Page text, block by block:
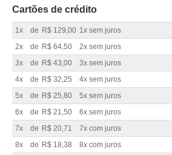
Cartões de crédito
1x de R$ 129,00 1x sem juros
2x
de R$ 64,50 2x sem juros
3x
de R$ 43,00 3x sem juros
4x
de R$ 32,25 4x sem juros
5x
de R$ 25,80 5x sem juros
6x
de R$ 21,50 6x sem juros
7x
de R$ 20,71 7x com juros
8x
de R$ 18,38 8x com juros